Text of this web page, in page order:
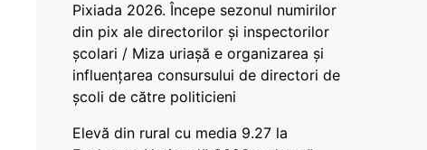
Pixiada 2026. Începe sezonul numirilor
din pix ale directorilor și inspectorilor
școlari / Miza uriașă e organizarea și
influențarea consursului de directori de
școli de către politicieni
Elevă din rural cu media 9.27 la